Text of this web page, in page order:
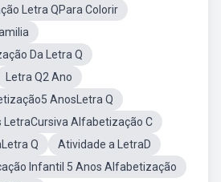
Letra QPara Colorir
Da Letra Q
Letra Q2 Ano
AnosLetra Q
LetraCursiva Alfabetização C
Q
Atividade a LetraD
Infantil 5 Anos Alfabetização